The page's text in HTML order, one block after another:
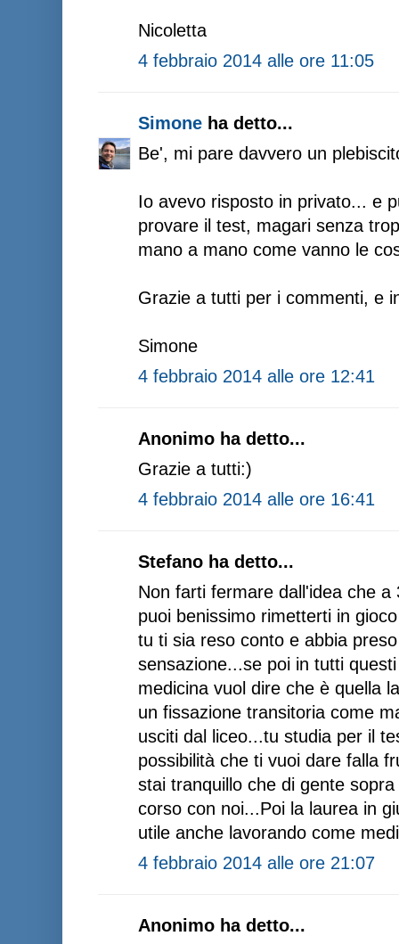
Nicoletta
4 febbraio 2014 alle ore 11:05
Simone ha detto...
Be', mi pare davvero un
Io avevo risposto in privato... e
provare il test, magari senza
mano a mano come vanno le
Grazie a tutti per i commenti, e
Simone
4 febbraio 2014 alle ore 12:41
Anonimo ha detto...
Grazie a tutti:)
4 febbraio 2014 alle ore 16:41
Stefano ha detto...
Non farti fermare dall'idea che
puoi benissimo rimetterti in
tu ti sia reso conto e abbia
sensazione...se poi in tutti
medicina vuol dire che è quella
un fissazione transitoria come
usciti dal liceo...tu studia per il
possibilità che ti vuoi dare falla
stai tranquillo che di gente
corso con noi...Poi la laurea in
utile anche lavorando come
4 febbraio 2014 alle ore 21:07
Anonimo ha detto...